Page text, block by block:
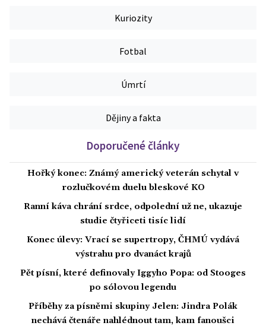
Kuriozity
Fotbal
Úmrtí
Dějiny a fakta
Doporučené články
Hořký konec: Známý americký veterán schytal v
rozlučkovém duelu bleskové KO
Ranní káva chrání srdce, odpolední už ne, ukazuje
studie čtyřiceti tisíc lidí
Konec úlevy: Vrací se supertropy, ČHMÚ vydává
výstrahu pro dvanáct krajů
Pět písní, které definovaly Iggyho Popa: od Stooges
po sólovou legendu
Příběhy za písněmi skupiny Jelen: Jindra Polák
nechává čtenáře nahlédnout tam, kam fanoušci